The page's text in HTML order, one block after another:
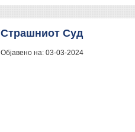
Страшниот Суд
Објавено на: 03-03-2024